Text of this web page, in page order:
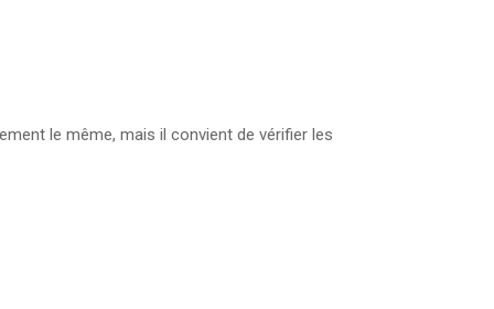
le même, mais il convient de vérifier les